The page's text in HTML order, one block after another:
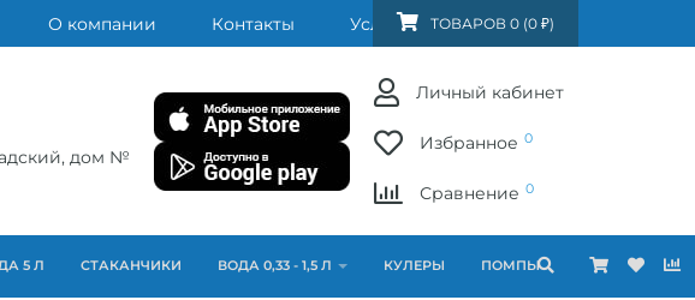
О компании Контакты Услуги FAQ
ТОВАРОВ 0 (0 ₽)
дом №
Личный кабинет
Избранное 0
Сравнение 0
5 Л СТАКАНЧИКИ ВОДА 0,33 - 1,5 Л КУЛЕРЫ ПОМПЫ